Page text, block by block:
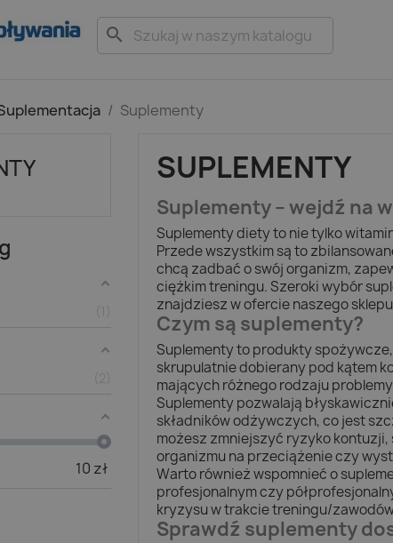
search
Suplementy
2
10 zł
SUPLEMENTY
Suplementy – wejdź na
Suplementy diety to nie tylko
Przede wszystkim są to
chcą zadbać o swój organizm,
ciężkim treningu. Szeroki wybór
znajdziesz w ofercie naszego
Czym są suplementy?
Suplementy to produkty
skrupulatnie dobierany pod kątem
mających różnego rodzaju
Suplementy pozwalają
składników odżywczych, co jest
możesz zmniejszyć ryzyko
organizmu na przeciążenie czy
Warto również wspomnieć o
profesjonalnym czy
kryzysu w trakcie treningu/
Sprawdź suplementy